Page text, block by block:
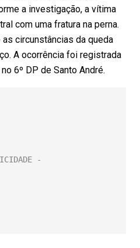
a investigação, a vítima
com uma fratura na perna.
circunstâncias da queda
A ocorrência foi registrada
6º DP de Santo André.